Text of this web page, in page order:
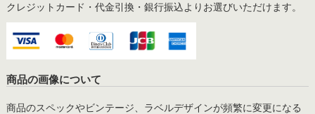
クレジットカード・代金引換・銀行振込よりお選びいただけます。
商品の画像について
商品のスペックやビンテージ、ラベルデザインが頻繁に変更になる